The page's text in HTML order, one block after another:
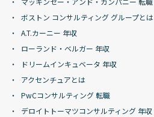
ボストン コンサルティング グループとは
A.T.カーニー 年収
ローランド・ベルガー 年収
ドリームインキュベータ 年収
アクセンチュアとは
PwCコンサルティング 転職
デロイトトーマツコンサルティング 年収